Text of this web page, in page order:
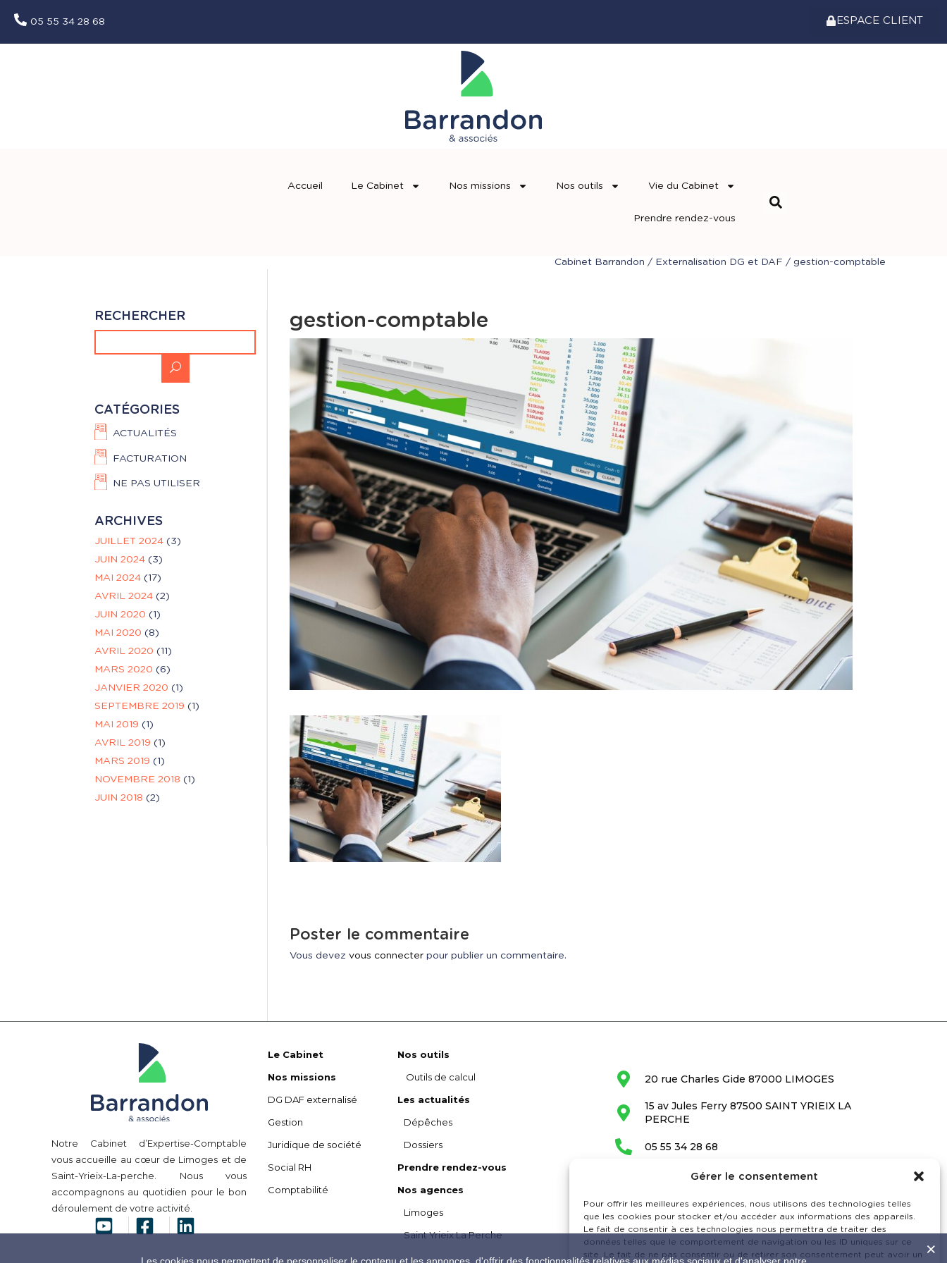
Gérer le consentement
Pour offrir les meilleures expériences, nous utilisons des technologies telles
que les cookies pour stocker et/ou accéder aux informations des appareils.
Le fait de consentir à ces technologies nous permettra de traiter des
données telles que le comportement de navigation ou les ID uniques sur ce
site. Le fait de ne pas consentir ou de retirer son consentement peut avoir un
05 55 34 28 68 ESPACE CLIENT
Accueil Le Cabinet Nos missions Nos outils Vie du Cabinet
Prendre rendez-vous
Cabinet Barrandon / Externalisation DG et DAF / gestion-comptable
gestion-comptable
Poster le commentaire
Vous devezvous connecter pour publier un commentaire.
RECHERCHER
CATÉGORIES
ACTUALITÉS
FACTURATION
NE PAS UTILISER
ARCHIVES
JUILLET 2024 (3)
JUIN 2024 (3)
MAI 2024 (17)
AVRIL 2024 (2)
JUIN 2020 (1)
MAI 2020 (8)
AVRIL 2020 (11)
MARS 2020 (6)
JANVIER 2020 (1)
SEPTEMBRE 2019 (1)
MAI 2019 (1)
AVRIL 2019 (1)
MARS 2019 (1)
NOVEMBRE 2018 (1)
JUIN 2018 (2)
Notre Cabinet d’Expertise-Comptable
vous accueille au cœur de Limoges et de
Saint-Yrieix-La-perche. Nous vous
accompagnons au quotidien pour le bon
déroulement de votre activité.
Le Cabinet
Nos missions
DG DAF externalisé
Gestion
Juridique de société
Social RH
Comptabilité
Nos outils
Outils de calcul
Les actualités
Dépêches
Dossiers
Prendre rendez-vous
Nos agences
Limoges
Saint Yrieix La Perche
20 rue Charles Gide 87000 LIMOGES
15 av Jules Ferry 87500 SAINT YRIEIX LA
PERCHE
05 55 34 28 68
contact@barrandon.fr